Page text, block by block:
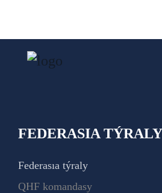
FEDERASIA TÝRALY
Federasıa týraly
QHF komandasy